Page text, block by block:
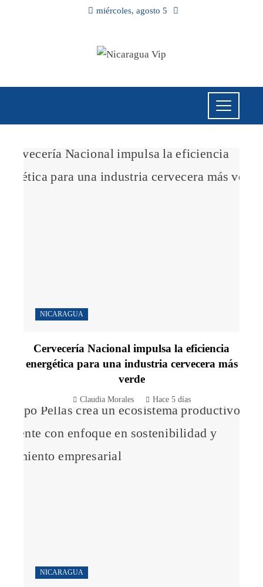
miércoles, agosto 5
NICARAGUA
Cervecería Nacional impulsa la eficiencia
energética para una industria cervecera más
verde
Claudia Morales Hace 5 días
NICARAGUA